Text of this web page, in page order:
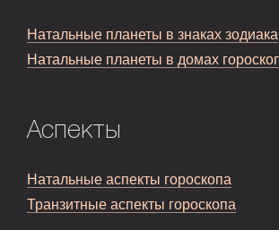
Натальные планеты в знаках зодиака
Натальные планеты в домах
Аспекты
Натальные аспекты гороскопа
Транзитные аспекты гороскопа